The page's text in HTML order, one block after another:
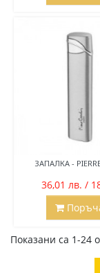
ЗАПАЛКА -
36,01 лв. /
Показани са 1-24